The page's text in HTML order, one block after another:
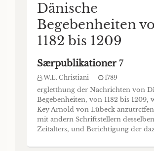
Dänische
Begebenheiten
1182 bis 1209
Særpublikationer7
W.E. Christiani 1789
ergletthung der Nachrichten von
Begebenheiten, von 1182 bis 1209,
Key Arnold von Lübeck
mit andern Schriftstellern desselben
Zeitalters, und Berichtigung der
von dem Herrn Jusiihrath Wilhelm